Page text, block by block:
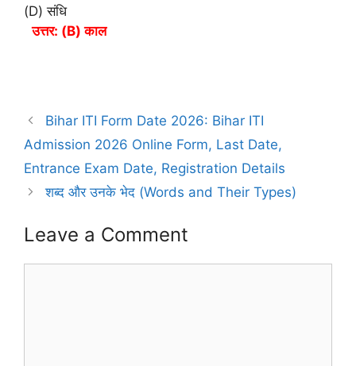
(D) संधि
उत्तर: (B) काल
Bihar ITI Form Date 2026: Bihar ITI
Admission 2026 Online Form, Last Date,
Entrance Exam Date, Registration Details
शब्द और उनके भेद (Words and Their Types)
Leave a Comment